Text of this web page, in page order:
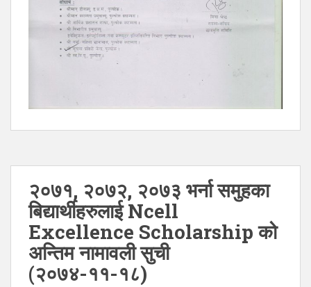
२०७१, २०७२, २०७३ भर्ना समुहका
बिद्यार्थीहरुलाई Ncell
Excellence Scholarship को
अन्तिम नामावली सुची
(२०७४-११-१८)